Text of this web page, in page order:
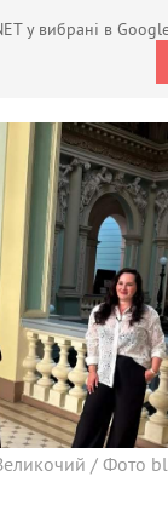
у вибрані в
/ Фото